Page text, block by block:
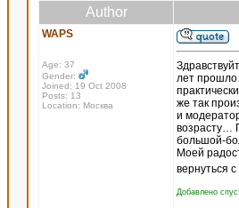
Author
WAPS
Age: 37
Gender:
Joined: 19 Oct 2008
Posts: 13
Location: Москва
лет
же так
и
возрасту…
большой-
Моей
вернуться
Добавлено